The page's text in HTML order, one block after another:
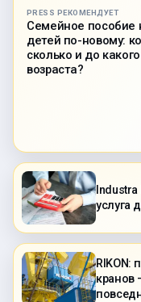
PRESS РЕКОМЕНДУЕТ
Семейное пособие
детей по-новому:
сколько и до какого
возраста?
услуга
RIKON:
кранов